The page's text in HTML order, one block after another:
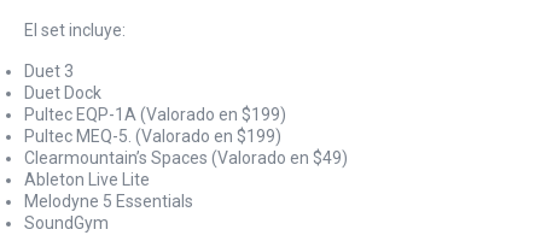
El set incluye:
Duet 3
Duet Dock
Pultec EQP-1A (Valorado en $199)
Pultec MEQ-5. (Valorado en $199)
Clearmountain’s Spaces (Valorado en $49)
Ableton Live Lite
Melodyne 5 Essentials
SoundGym